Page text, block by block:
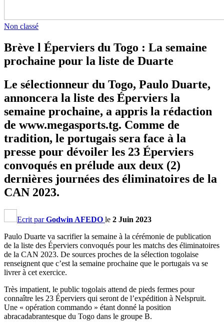
Non classé
Brève l Éperviers du Togo : La semaine
prochaine pour la liste de Duarte
Le sélectionneur du Togo, Paulo Duarte,
annoncera la liste des Éperviers la
semaine prochaine, a appris la rédaction
de www.megasports.tg. Comme de
tradition, le portugais sera face à la
presse pour dévoiler les 23 Éperviers
convoqués en prélude aux deux (2)
dernières journées des éliminatoires de la
CAN 2023.
Ecrit parGodwin AFEDO le 2 Juin 2023
Paulo Duarte va sacrifier la semaine à la cérémonie de publication
de la liste des Éperviers convoqués pour les matchs des éliminatoires
de la CAN 2023. De sources proches de la sélection togolaise
renseignent que c’est la semaine prochaine que le portugais va se
livrer à cet exercice.
Très impatient, le public togolais attend de pieds fermes pour
connaître les 23 Éperviers qui seront de l’expédition à Nelspruit.
Une « opération commando » étant donné la position
abracadabrantesque du Togo dans le groupe B.